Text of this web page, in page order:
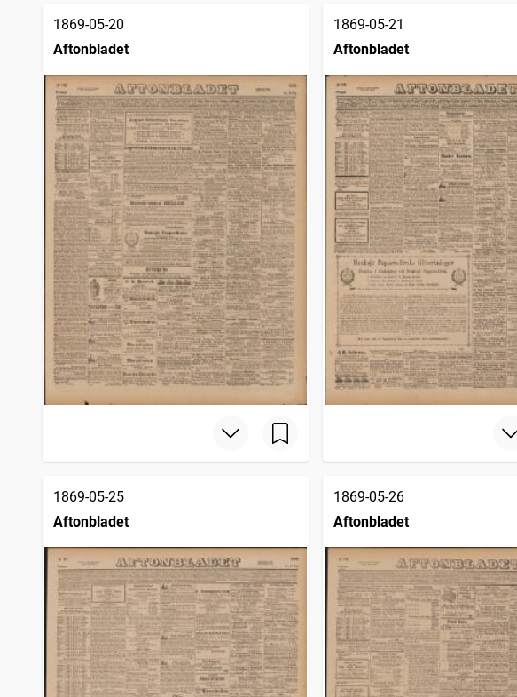
1869-05-20
Aftonbladet
1869-05-21
Aftonbladet
1869-05-25
Aftonbladet
1869-05-26
Aftonbladet